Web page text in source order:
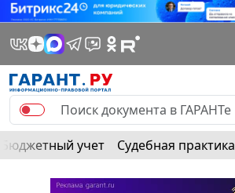
Бюджетный учет Судебная практика